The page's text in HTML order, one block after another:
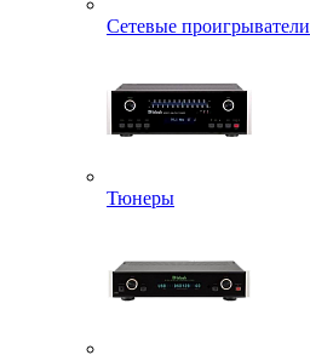
Сетевые проигрыватели
Тюнеры